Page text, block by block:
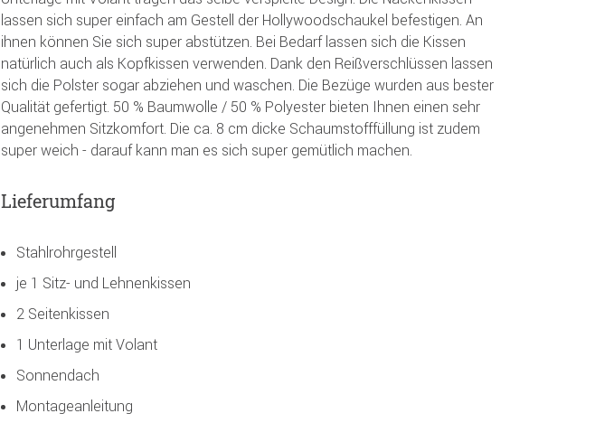
lassen sich super einfach am Gestell der Hollywoodschaukel befestigen. An
ihnen können Sie sich super abstützen. Bei Bedarf lassen sich die Kissen
natürlich auch als Kopfkissen verwenden. Dank den Reißverschlüssen lassen
sich die Polster sogar abziehen und waschen. Die Bezüge wurden aus bester
Qualität gefertigt. 50 % Baumwolle / 50 % Polyester bieten Ihnen einen sehr
angenehmen Sitzkomfort. Die ca. 8 cm dicke Schaumstofffüllung ist zudem
super weich - darauf kann man es sich super gemütlich machen.
Lieferumfang
Stahlrohrgestell
je 1 Sitz- und Lehnenkissen
2 Seitenkissen
1 Unterlage mit Volant
Sonnendach
Montageanleitung